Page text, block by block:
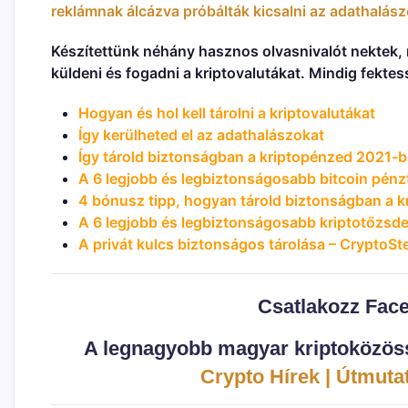
reklámnak álcázva próbálták kicsalni az
Készítettünk néhány hasznos olvasnivalót
küldeni és fogadni a kriptovalutákat. Mindig
Hogyan és hol kell tárolni a kriptovalutákat
Így kerülheted el az adathalászokat
Így tárold biztonságban a kriptopénzed 2021-
A 6 legjobb és legbiztonságosabb bitcoin
4 bónusz tipp, hogyan tárold biztonságban a
A 6 legjobb és legbiztonságosabb
A privát kulcs biztonságos tárolása –
Csatlakozz
A legnagyobb magyar
Crypto Hírek |